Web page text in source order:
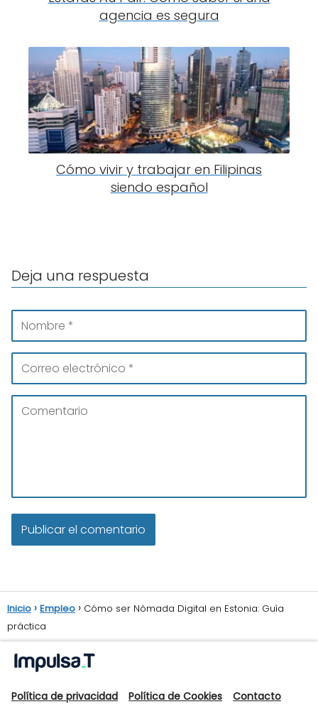
agencia es segura
Cómo vivir y trabajar en Filipinas
siendo español
Deja una respuesta
Inicio Empleo
Cómo ser Nómada Digital en Estonia: Guía
práctica
Política de privacidad Política de Cookies Contacto